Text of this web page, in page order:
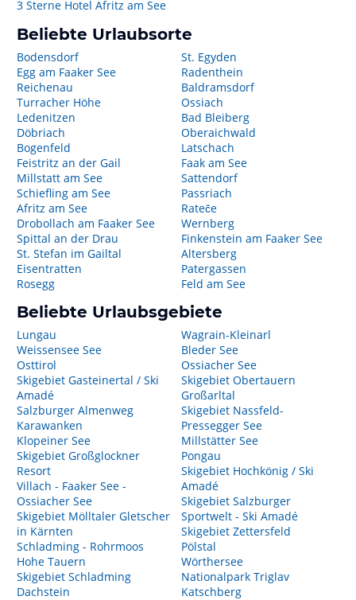
3 Sterne Hotel Afritz am See
Beliebte Urlaubsorte
Bodensdorf
Egg am Faaker See
Reichenau
Turracher Höhe
Ledenitzen
Döbriach
Bogenfeld
Feistritz an der Gail
Millstatt am See
Schiefling am See
Afritz am See
Drobollach am Faaker See
Spittal an der Drau
St. Stefan im Gailtal
Eisentratten
Rosegg
St. Egyden
Radenthein
Baldramsdorf
Ossiach
Bad Bleiberg
Oberaichwald
Latschach
Faak am See
Sattendorf
Passriach
Rateče
Wernberg
Finkenstein am Faaker See
Altersberg
Patergassen
Feld am See
Beliebte Urlaubsgebiete
Lungau
Weissensee See
Osttirol
Skigebiet Gasteinertal / Ski
Amadé
Salzburger Almenweg
Karawanken
Klopeiner See
Skigebiet Großglockner
Resort
Villach - Faaker See -
Ossiacher See
Skigebiet Mölltaler Gletscher
in Kärnten
Schladming - Rohrmoos
Hohe Tauern
Skigebiet Schladming
Dachstein
Wagrain-Kleinarl
Bleder See
Ossiacher See
Skigebiet Obertauern
Großarltal
Skigebiet Nassfeld-
Pressegger See
Millstätter See
Pongau
Skigebiet Hochkönig / Ski
Amadé
Skigebiet Salzburger
Sportwelt - Ski Amadé
Skigebiet Zettersfeld
Pölstal
Wörthersee
Nationalpark Triglav
Katschberg